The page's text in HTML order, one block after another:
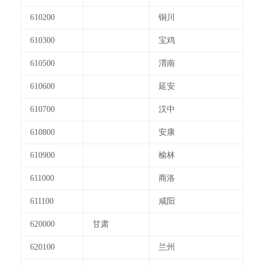
610200 铜川
610300 宝鸡
610500 渭南
610600 延安
610700 汉中
610800 安康
610900 榆林
611000 商洛
611100 咸阳
620000 甘肃
620100 兰州